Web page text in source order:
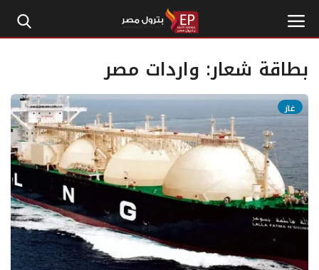
الرئيسية
إتصل بنا
بترول
أخبار مصر
اقتصاد وأموال
بطاقة شعار: واردات مصر
غاز